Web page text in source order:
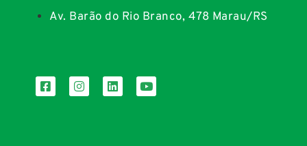
Av. Barão do Rio Branco, 478 Marau/RS